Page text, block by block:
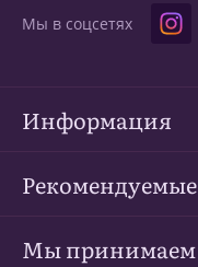
Мы в соцсетях
Информация
Рекомендуемые
Мы принимаем